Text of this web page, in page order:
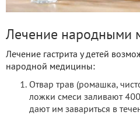
Лечение народными
Лечение гастрита у детей
народной медицины:
Отвар трав (ромашка,
ложки смеси заливают
дают им завариться в